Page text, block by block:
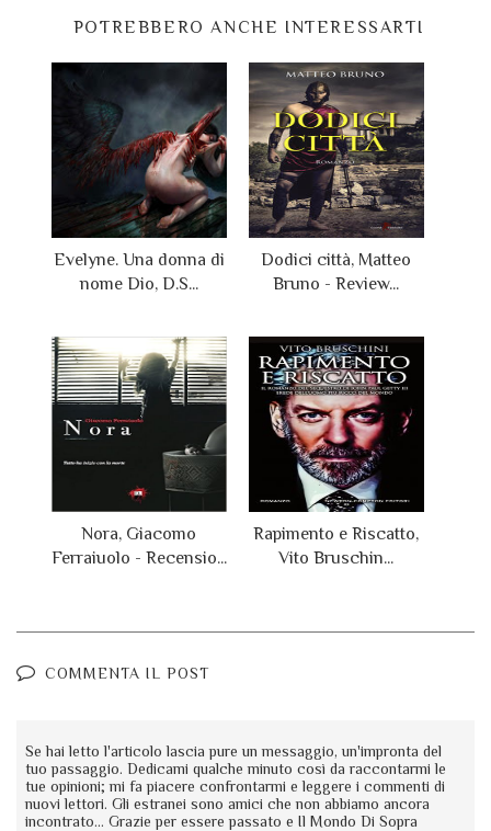
POTREBBERO ANCHE INTERESSARTI
Evelyne. Una donna di
nome Dio, D.S...
Dodici città, Matteo
Bruno - Review...
Nora, Giacomo
Ferraiuolo - Recensio...
Rapimento e Riscatto,
Vito Bruschin...
COMMENTA IL POST
Se hai letto l'articolo lascia pure un messaggio, un'impronta del
tuo passaggio. Dedicami qualche minuto così da raccontarmi le
tue opinioni; mi fa piacere confrontarmi e leggere i commenti di
nuovi lettori. Gli estranei sono amici che non abbiamo ancora
incontrato... Grazie per essere passato e Il Mondo Di Sopra